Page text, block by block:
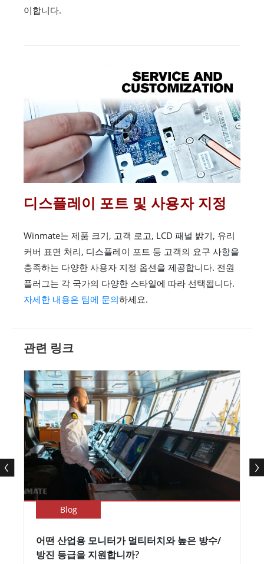
이합니다.
디스플레이 포트 및 사용자 지정
Winmate는 제품 크기, 고객 로고, LCD 패널 밝기, 유리
커버 표면 처리, 디스플레이 포트 등 고객의 요구 사항을
충족하는 다양한 사용자 지정 옵션을 제공합니다. 전원
플러그는 각 국가의 다양한 스타일에 따라 선택됩니다.
자세한 내용은 팀에 문의하세요.
관련 링크
Blog
어떤 산업용 모니터가 멀티터치와 높은 방수/
방진 등급을 지원합니까?